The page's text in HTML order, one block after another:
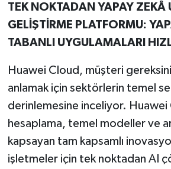
TEK NOKTADAN YAPAY ZEKÂ
GELİŞTİRME PLATFORMU:
TABANLI UYGULAMALARI
Huawei Cloud, müşteri
anlamak için sektörlerin temel
derinlemesine inceliyor. Huawei
hesaplama, temel modeller ve
kapsayan tam kapsamlı
işletmeler için tek noktadan AI